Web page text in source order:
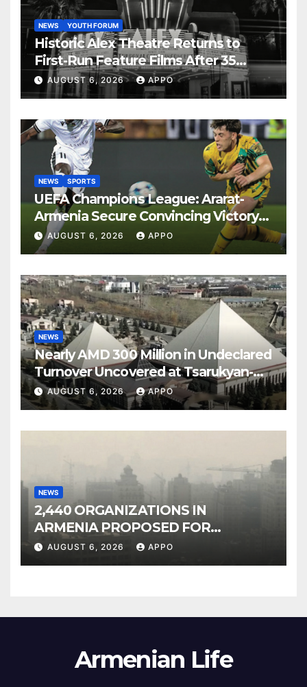
NEWS YOUTH FORUM
Historic Alex Theatre Returns to
First-Run Feature Films After 35
Years
AUGUST 6, 2026 APPO
NEWS SPORTS
UEFA Champions League: Ararat-
Armenia Secure Convincing Victory
Over Shamrock Rovers 2-0
AUGUST 6, 2026 APPO
NEWS
Nearly AMD 300 Million in Undeclared
Turnover Uncovered at Tsarukyan-
Owned Entertainment Center
AUGUST 6, 2026 APPO
NEWS
2,440 ORGANIZATIONS IN
ARMENIA PROPOSED FOR
INCLUSION IN LIST OF AIR
POLLUTERS
AUGUST 6, 2026 APPO
Armenian Life